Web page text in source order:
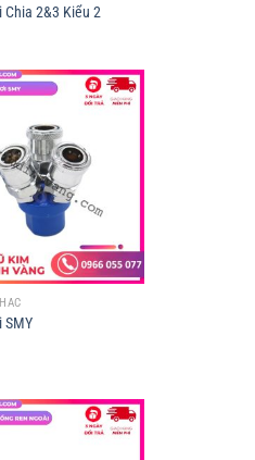
2&3 Kiểu 2
SMY